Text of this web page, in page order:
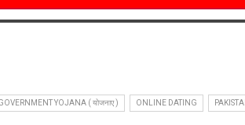
YOJANA ( योजनाए ) ONLINE DATING